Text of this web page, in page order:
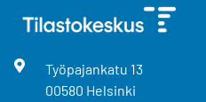
Työpajankatu 13
00580 Helsinki